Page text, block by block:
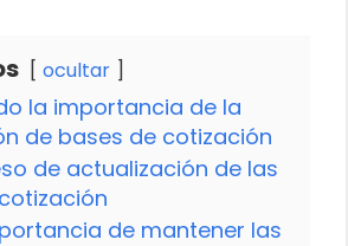
ocultar
la importancia de la
de bases de cotización
de actualización de las
de mantener las